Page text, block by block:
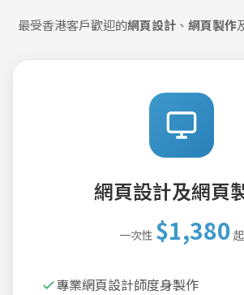
最受香港客戶歡迎的網頁設計、 網頁製作
網頁設計及網頁
一次性 $1,380 起
專業網頁設計師度身製作